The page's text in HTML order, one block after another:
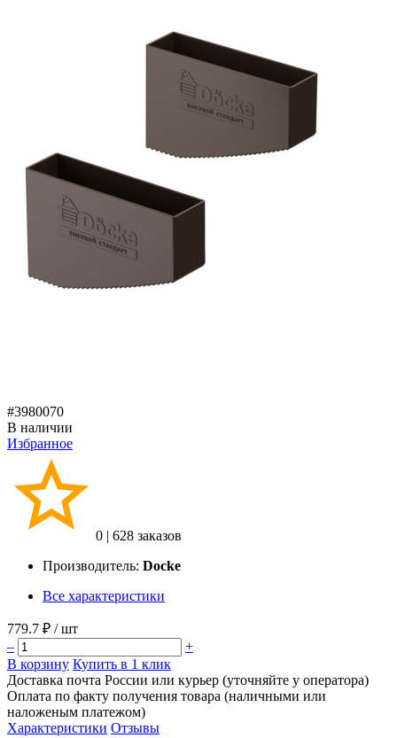
#3980070
В наличии
Избранное
0 | 628 заказов
Производитель: Docke
Все характеристики
779.7 ₽ / шт
–
+
В корзину Купить в 1 клик
Доставка почта России или курьер (уточняйте у оператора)
Оплата по факту получения товара (наличными или
наложеным платежом)
Характеристики Отзывы